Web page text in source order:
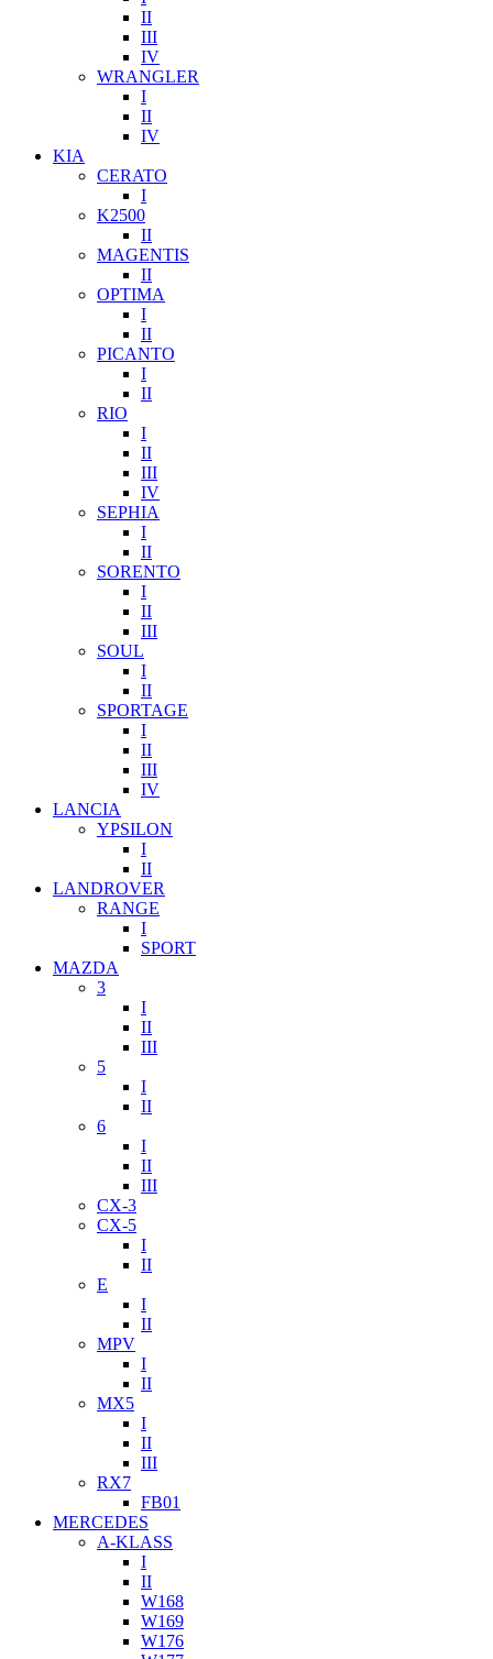
II
III
IV
WRANGLER
I
II
IV
KIA
CERATO
I
K2500
II
MAGENTIS
II
OPTIMA
I
II
PICANTO
I
II
RIO
I
II
III
IV
SEPHIA
I
II
SORENTO
I
II
III
SOUL
I
II
SPORTAGE
I
II
III
IV
LANCIA
YPSILON
I
II
LANDROVER
RANGE
I
SPORT
MAZDA
3
I
II
III
5
I
II
6
I
II
III
CX-3
CX-5
I
II
E
I
II
MPV
I
II
MX5
I
II
III
RX7
FB01
MERCEDES
A-KLASS
I
II
W168
W169
W176